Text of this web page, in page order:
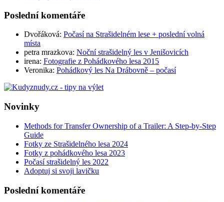
Poslední komentáře
Dvořáková: Počasí na Strašidelném lese + poslední volná
místa
petra mrazkova: Noční strašidelný les v Jenišovicích
irena: Fotografie z Pohádkového lesa 2015
Veronika: Pohádkový les Na Drábovně – počasí
Novinky
Methods for Transfer Ownership of a Trailer: A Step-by-Step
Guide
Fotky ze Strašidelného lesa 2024
Fotky z pohádkového lesa 2023
Počasí strašidelný les 2022
Adoptuj si svoji lavičku
Poslední komentáře